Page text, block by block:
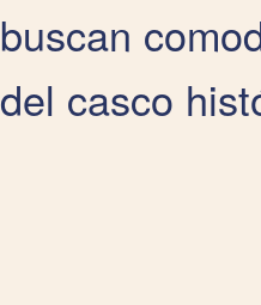
buscan
del casco